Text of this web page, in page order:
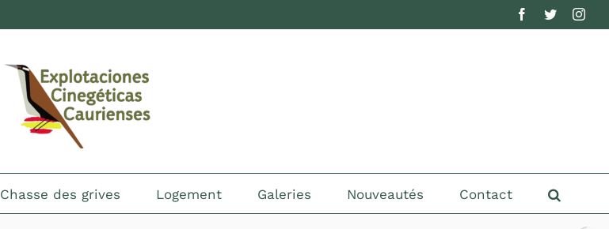
Facebook
Twitter
Chasse des grives Logement Galeries Nouveautés Contact